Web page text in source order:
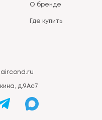
О бренде
Где купить
д.9Ас7